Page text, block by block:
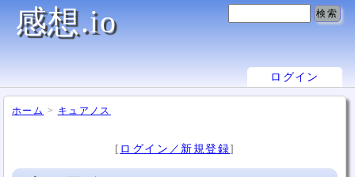
感想.io
ログイン
ホーム > キュアノス
[ ログイン／新規登録]